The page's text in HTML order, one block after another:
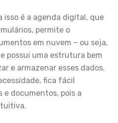
é a agenda digital, que
permite o
em nuvem – ou seja,
possui uma estrutura bem
e armazenar esses dados.
fica fácil
documentos, pois a